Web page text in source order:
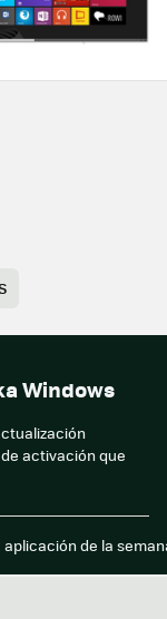
Windows
activación que
aplicación de la